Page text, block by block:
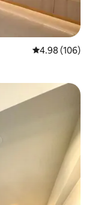
औसत रेटिंग 5 में से
4.98 (106)